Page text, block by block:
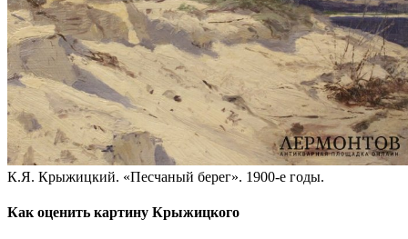
К.Я. Крыжицкий. «Песчаный берег». 1900-е годы.
Как оценить картину Крыжицкого